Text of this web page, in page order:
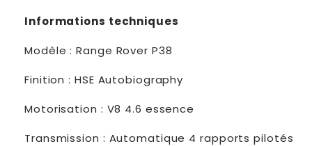
Informations techniques
Modèle : Range Rover P38
Finition : HSE Autobiography
Motorisation : V8 4.6 essence
Transmission : Automatique 4 rapports pilotés